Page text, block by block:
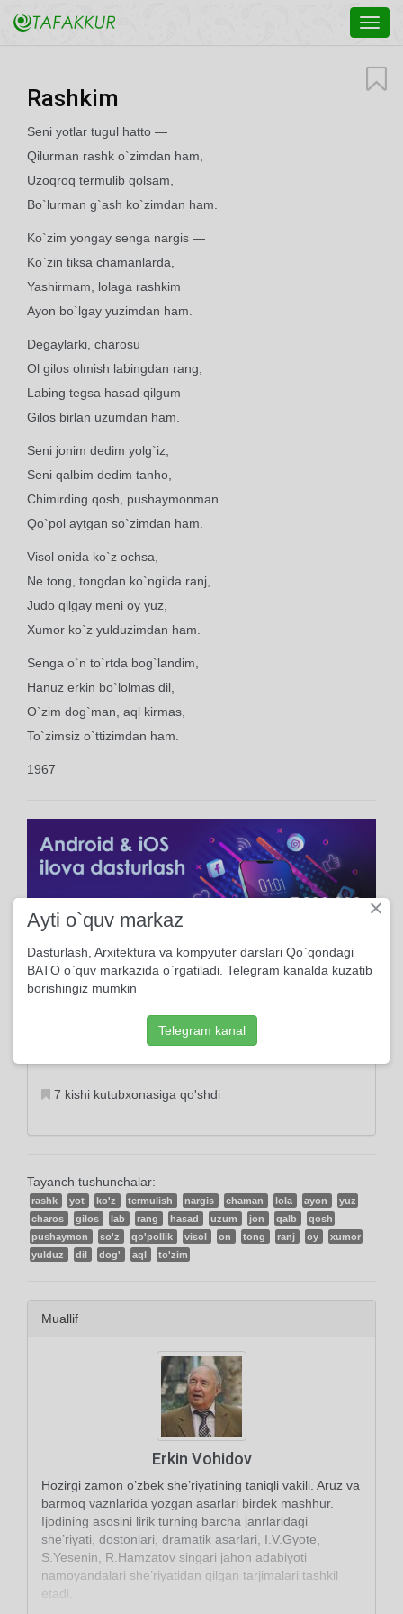
Rashkim
Seni yotlar tugul hatto —
Qilurman rashk o`zimdan ham,
Uzoqroq termulib qolsam,
Bo`lurman g`ash ko`zimdan ham.
Ko`zim yongay senga nargis —
Ko`zin tiksa chamanlarda,
Yashirmam, lolaga rashkim
Ayon bo`lgay yuzimdan ham.
Degaylarki, charosu
Ol gilos olmish labingdan rang,
Labing tegsa hasad qilgum
Gilos birlan uzumdan ham.
Seni jonim dedim yolg`iz,
Seni qalbim dedim tanho,
Chimirding qosh, pushaymonman
Qo`pol aytgan so`zimdan ham.
Visol onida ko`z ochsa,
Ne tong, tongdan ko`ngilda ranj,
Judo qilgay meni oy yuz,
Xumor ko`z yulduzimdan ham.
Senga o`n to`rtda bog`landim,
Hanuz erkin bo`lolmas dil,
O`zim dog`man, aql kirmas,
To`zimsiz o`ttizimdan ham.
1967
Ma'lumot
2017, 16-Fevralda yuklangan
7 kishi kutubxonasiga qo'shdi
Tayanch tushunchalar:
rashk yot ko'z termulish nargis chaman lola ayon
yuz
charos
gilos lab rang hasad uzum jon qalb
qosh
pushaymon
so'z qo'pollik visol on tong ranj oy
xumor
yulduz
dil dog' aql to'zim
Muallif
Erkin Vohidov
Hozirgi zamon o’zbek she’riyatining taniqli vakili. Aruz va
barmoq vaznlarida yozgan asarlari birdek mashhur.
Ijodining asosini lirik turning barcha janrlaridagi
she’riyati, dostonlari, dramatik asarlari, I.V.Gyote,
S.Yesenin, R.Hamzatov singari jahon adabiyoti
namoyandalari she’riyatidan qilgan tarjimalari tashkil
etadi.
×
Ayti o`quv markaz
Dasturlash, Arxitektura va kompyuter darslari Qo`qondagi
BATO o`quv markazida o`rgatiladi. Telegram kanalda kuzatib
borishingiz mumkin
Telegram kanal